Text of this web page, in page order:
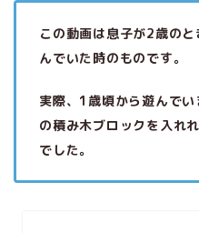
この動画は息子が2歳の
んでいた時のものです。
実際、1歳頃から遊んで
の積み木ブロックを入れ
でした。